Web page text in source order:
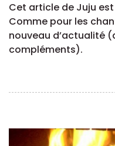
Cet article de Juju
Comme pour les
nouveau d’actualité
compléments).